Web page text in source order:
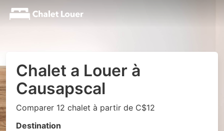
Chalet a Louer à
Causapscal
Comparer 12 chalet à partir de C$12
Destination